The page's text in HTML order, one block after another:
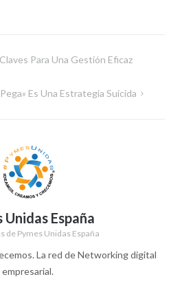
Para Una Gestión Eficaz
Es Una Estrategia Suicida
Unidas España
de Pymes Unidas España
La red de Networking digital
empresarial.